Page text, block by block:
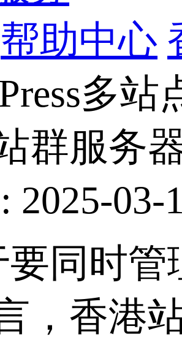
帮助中心
多站
群服务
2025-03-
同时管
，香港